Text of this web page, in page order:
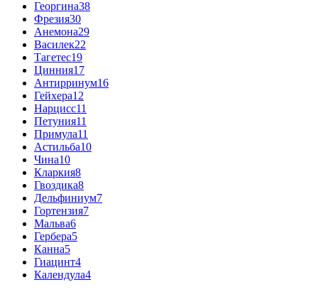
Георгина38
Фрезия30
Анемона29
Василек22
Тагетес19
Цинния17
Антирринум16
Гейхера12
Нарцисс11
Петуния11
Примула11
Астильба10
Чина10
Кларкия8
Гвоздика8
Дельфиниум7
Гортензия7
Мальва6
Гербера5
Канна5
Гиацинт4
Календула4